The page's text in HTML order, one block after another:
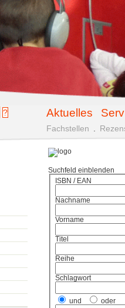
Aktuelles
Fachstellen
Suchfeld einblenden
ISBN / EAN
Nachname
Vorname
Titel
Reihe
Schlagwort
und oder